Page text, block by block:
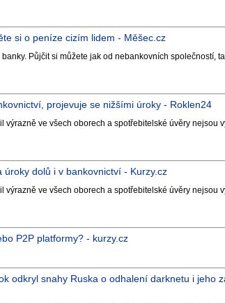
si o peníze cizím lidem - Měšec.cz
Půjčit si můžete jak od nebankovních společností,
projevuje se nižšími úroky - Roklen24
výrazně ve všech oborech a spotřebitelské úvěry nejsou
dolů i v bankovnictví - Kurzy.cz
výrazně ve všech oborech a spotřebitelské úvěry nejsou
P2P platformy? - kurzy.cz
odkryl snahy Ruska o odhalení darknetu i jeho